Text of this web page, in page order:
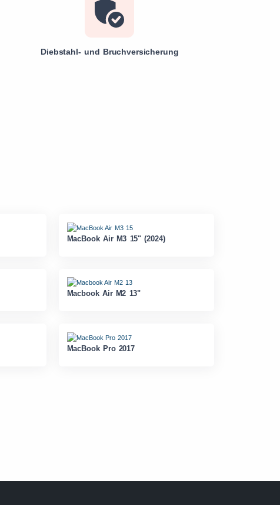
Diebstahl- und Bruchversicherung
MacBook Air M3 15" (2024)
Macbook Air M2 13"
MacBook Pro 2017